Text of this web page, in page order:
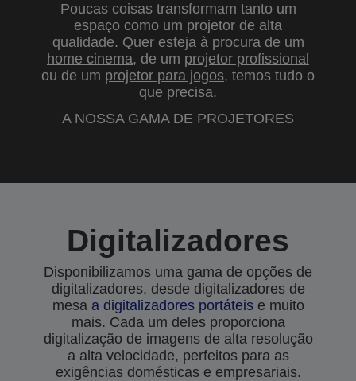
Poucas coisas transformam tanto um
espaço como um projetor de alta
qualidade. Quer esteja à procura de um
home cinema, de um projetor profissional
ou de um projetor para jogos, temos tudo o
que precisa.
A NOSSA GAMA DE PROJETORES
Digitalizadores
Disponibilizamos uma gama de opções de
digitalizadores, desde digitalizadores de
mesaa digitalizadores portáteise muito
mais. Cada um deles proporciona
digitalização de imagens de alta resolução
a alta velocidade, perfeitos para as
exigências domésticas e empresariais.